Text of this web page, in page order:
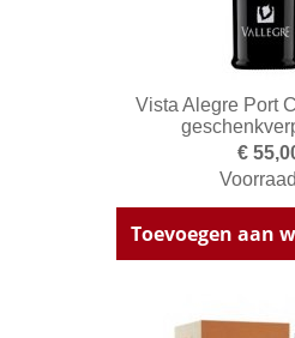
Vista Alegre Port
€
Toevoegen aan